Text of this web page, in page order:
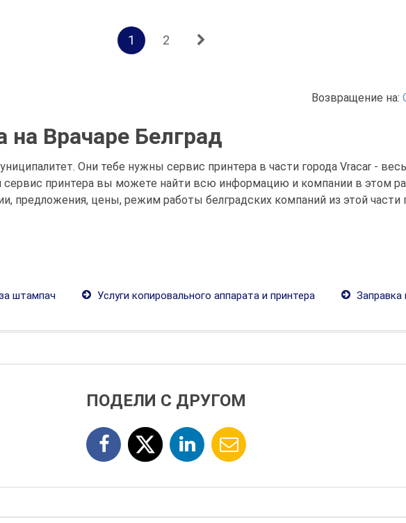
1 2
Возвращение на:
на Врачаре Белград
Они тебе нужны сервис принтера в части города Vracar -
сервис принтера вы можете найти всю информацию и компании в этом
предложения, цены, режим работы белградских компаний из этой части
штампач Услуги копировального аппарата и принтера Заправка
ПОДЕЛИ С ДРУГОМ